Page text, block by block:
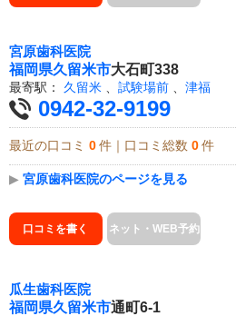
宮原歯科医院
福岡県久留米市大石町338
最寄駅： 久留米 試験場前 津福
0942-32-9199
最近の口コミ 0 件｜口コミ総数 0 件
▶ 宮原歯科医院のページを見る
口コミを書く ネット・WEB予約
瓜生歯科医院
福岡県久留米市通町6-1